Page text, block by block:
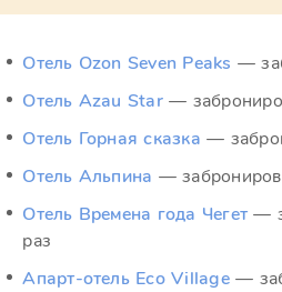
Отель Ozon Seven Peaks —
Отель Azau Star —
Отель Горная сказка —
Отель Альпина —
Отель Времена года Чегет —
раз
Апарт-отель Eco Village —